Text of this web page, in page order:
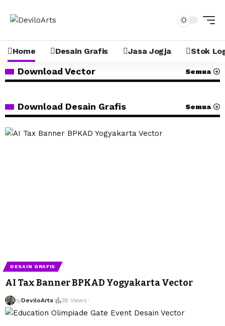
Home Desain Grafis Jasa Jogja Stok
Download Vector Semua
Download Desain Grafis Semua
DESAIN GRAFIS
AI Tax Banner BPKAD Yogyakarta Vector
byDeviloArts 38 Views